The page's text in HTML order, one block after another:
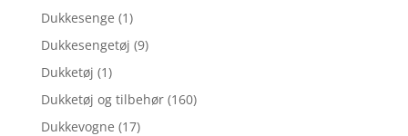
Dukkesenge (1)
Dukkesengetøj (9)
Dukketøj (1)
Dukketøj og tilbehør (160)
Dukkevogne (17)